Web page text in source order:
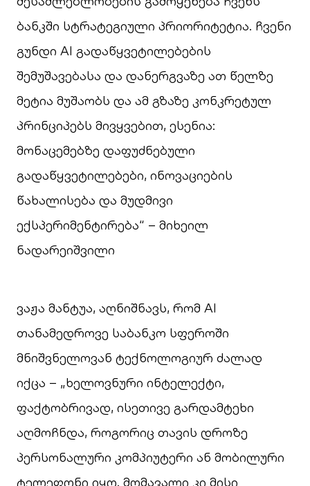
ბანკში სტრატეგიული პრიორიტეტია. ჩვენი
გუნდი AI გადაწყვეტილებების
შემუშავებასა და დანერგვაზე ათ წელზე
მეტია მუშაობს და ამ გზაზე კონკრეტულ
პრინციპებს მივყვებით, ესენია:
მონაცემებზე დაფუძნებული
გადაწყვეტილებები, ინოვაციების
წახალისება და მუდმივი
ექსპერიმენტირება“ – მიხეილ
ნადარეიშვილი
ვაჟა მანტუა, აღნიშნავს, რომ AI
თანამედროვე საბანკო სფეროში
მნიშვნელოვან ტექნოლოგიურ ძალად
იქცა – „ხელოვნური ინტელექტი,
ფაქტობრივად, ისეთივე გარდამტეხი
აღმოჩნდა, როგორიც თავის დროზე
პერსონალური კომპიუტერი ან მობილური
ტელეფონი იყო. მომავალი კი მისი